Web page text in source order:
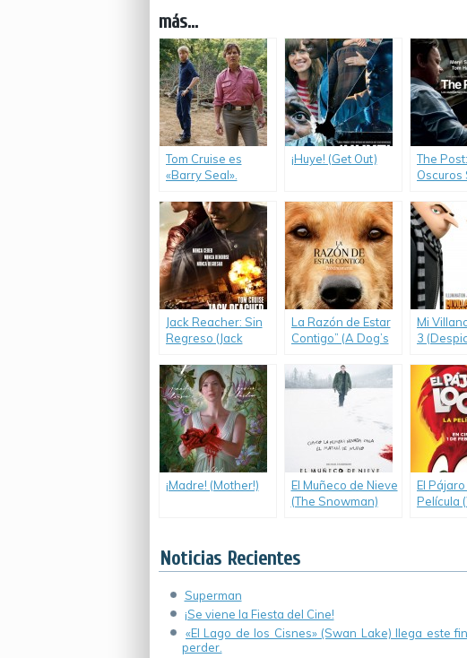
más...
Tom Cruise es
«Barry Seal».
¡Huye! (Get Out)
The
Oscuros
(The
Jack Reacher: Sin
Regreso (Jack
Back)
La Razón de Estar
Contigo” (A Dog’s
Mi
3
¡Madre! (Mother!)
El Muñeco de Nieve
(The Snowman)
El
Película
Noticias Recientes
Superman
¡Se viene la Fiesta del Cine!
«El Lago de los Cisnes» (Swan Lake) llega este
perder.